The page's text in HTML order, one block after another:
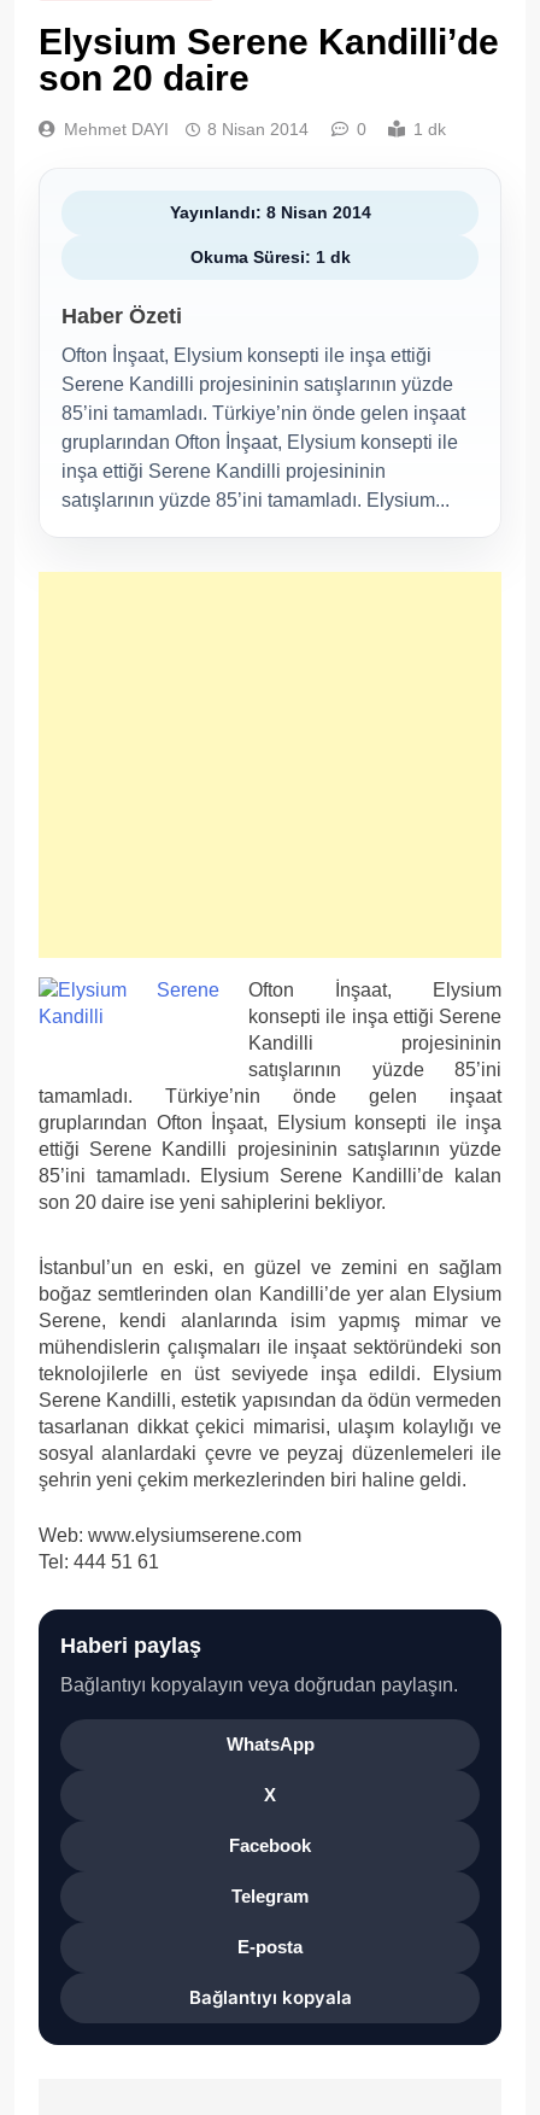
Elysium Serene Kandilli’de
son 20 daire
Mehmet DAYI 8 Nisan 2014 0 1 dk
Yayınlandı: 8 Nisan 2014
Okuma Süresi: 1 dk
Haber Özeti
Ofton İnşaat, Elysium konsepti ile inşa ettiği
Serene Kandilli projesininin satışlarının yüzde
85’ini tamamladı. Türkiye’nin önde gelen inşaat
gruplarından Ofton İnşaat, Elysium konsepti ile
inşa ettiği Serene Kandilli projesininin
satışlarının yüzde 85’ini tamamladı. Elysium...
Ofton İnşaat, Elysium
konsepti ile inşa ettiği Serene
Kandilli projesininin
satışlarının yüzde 85’ini
tamamladı. Türkiye’nin önde gelen inşaat
gruplarından Ofton İnşaat, Elysium konsepti ile inşa
ettiği Serene Kandilli projesininin satışlarının yüzde
85’ini tamamladı. Elysium Serene Kandilli’de kalan
son 20 daire ise yeni sahiplerini bekliyor.
İstanbul’un en eski, en güzel ve zemini en sağlam
boğaz semtlerinden olan Kandilli’de yer alan Elysium
Serene, kendi alanlarında isim yapmış mimar ve
mühendislerin çalışmaları ile inşaat sektöründeki son
teknolojilerle en üst seviyede inşa edildi. Elysium
Serene Kandilli, estetik yapısından da ödün vermeden
tasarlanan dikkat çekici mimarisi, ulaşım kolaylığı ve
sosyal alanlardaki çevre ve peyzaj düzenlemeleri ile
şehrin yeni çekim merkezlerinden biri haline geldi.
Web: www.elysiumserene.com
Tel: 444 51 61
Haberi paylaş
Bağlantıyı kopyalayın veya doğrudan paylaşın.
WhatsApp
X
Facebook
Telegram
E-posta
Bağlantıyı kopyala